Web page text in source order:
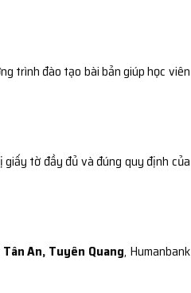
trình đào tạo bài bản giúp học viên
giấy tờ đầy đủ và đúng quy định của
An, Tuyên Quang, Humanbank